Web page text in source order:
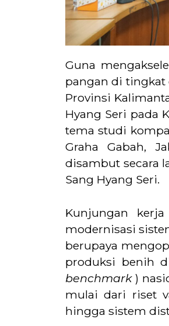
Guna
pangan di tingkat
Provinsi
Hyang Seri pada
tema studi
Graha Gabah,
disambut secara
Sang Hyang Seri.
Kunjungan
modernisasi
berupaya
produksi benih
benchmark)
mulai dari riset
hingga sistem